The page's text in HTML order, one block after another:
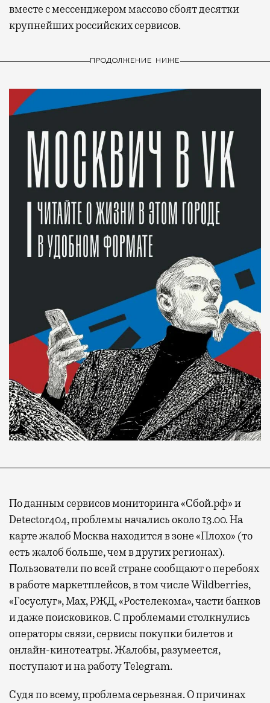
вместе с мессенджером массово сбоят десятки
крупнейших российских сервисов.
ПРОДОЛЖЕНИЕ НИЖЕ
По данным сервисов мониторинга «Сбой.рф» и
Detector404, проблемы начались около 13.00. На
карте жалоб Москва находится в зоне «Плохо» (то
есть жалоб больше, чем в других регионах).
Пользователи по всей стране сообщают о перебоях
в работе маркетплейсов, в том числе Wildberries,
«Госуслуг», Max, РЖД, «Ростелекома», части банков
и даже поисковиков. С проблемами столкнулись
операторы связи, сервисы покупки билетов и
онлайн-кинотеатры. Жалобы, разумеется,
поступают и на работу Telegram.
Судя по всему, проблема серьезная. О причинах